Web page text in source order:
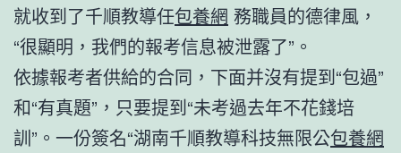
就收到了千順教導任包養網 務職員的德律風，
“很顯明，我們的報考信息被泄露了”。
依據報考者供給的合同，下面并沒有提到“包過”
和“有真題”，只要提到“未考過去年不花錢培
訓”。一份簽名“湖南千順教導科技無限公包養網